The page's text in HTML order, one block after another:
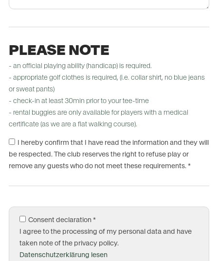
PLEASE NOTE
- an official playing ability (handicap) is required.
- appropriate golf clothes is required, (i.e. collar shirt, no blue jeans
or sweat pants)
- check-in at least 30min prior to your tee-time
- rental buggies are only available for players with a medical
certificate (as we are a flat walking course).
I hereby confirm that I have read the information and they will
be respected. The club reserves the right to refuse play or
remove any guests who do not meet these requirements.*
Consent declaration*
I agree to the processing of my personal data and have
taken note of the privacy policy.
Datenschutzerklärung lesen